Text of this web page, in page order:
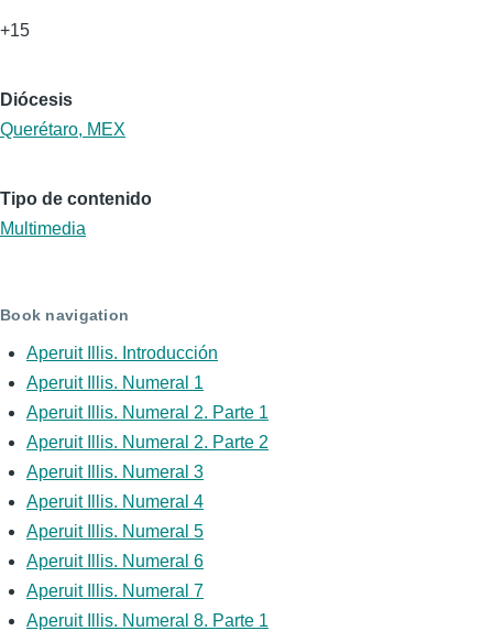
Edad
+15
Diócesis
Querétaro, MEX
Tipo de contenido
Multimedia
Book navigation
Aperuit Illis. Introducción
Aperuit Illis. Numeral 1
Aperuit Illis. Numeral 2. Parte 1
Aperuit Illis. Numeral 2. Parte 2
Aperuit Illis. Numeral 3
Aperuit Illis. Numeral 4
Aperuit Illis. Numeral 5
Aperuit Illis. Numeral 6
Aperuit Illis. Numeral 7
Aperuit Illis. Numeral 8. Parte 1